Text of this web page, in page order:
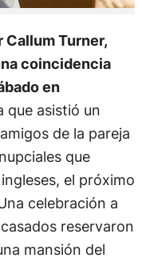
Callum Turner,
coincidencia
en
que asistió un
de la pareja
que
el próximo
celebración a
reservaron
mansión del